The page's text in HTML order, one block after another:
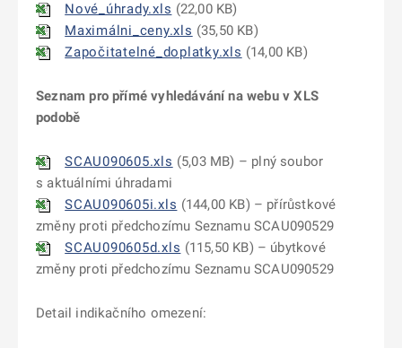
Nové_úhrady.xls (22,00 KB)
Maximálni_ceny.xls (35,50 KB)
Započitatelné_doplatky.xls (14,00 KB)
Seznam pro přímé vyhledávání na webu v XLS
podobě
SCAU090605.xls (5,03 MB) – plný soubor
s aktuálními úhradami
SCAU090605i.xls (144,00 KB) – přírůstkové
změny proti předchozímu Seznamu SCAU090529
SCAU090605d.xls (115,50 KB) – úbytkové
změny proti předchozímu Seznamu SCAU090529
Detail indikačního omezení: